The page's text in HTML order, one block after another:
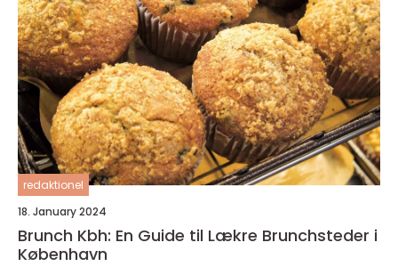
redaktionel
18. January 2024
Brunch Kbh: En Guide til Lækre Brunchsteder i
København